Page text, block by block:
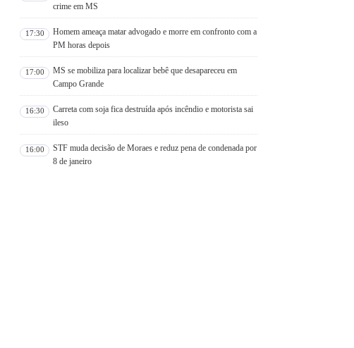
crime em MS
17:30
Homem ameaça matar advogado e morre em confronto com a
PM horas depois
17:00
MS se mobiliza para localizar bebê que desapareceu em
Campo Grande
16:30
Carreta com soja fica destruída após incêndio e motorista sai
ileso
16:00
STF muda decisão de Moraes e reduz pena de condenada por
8 de janeiro